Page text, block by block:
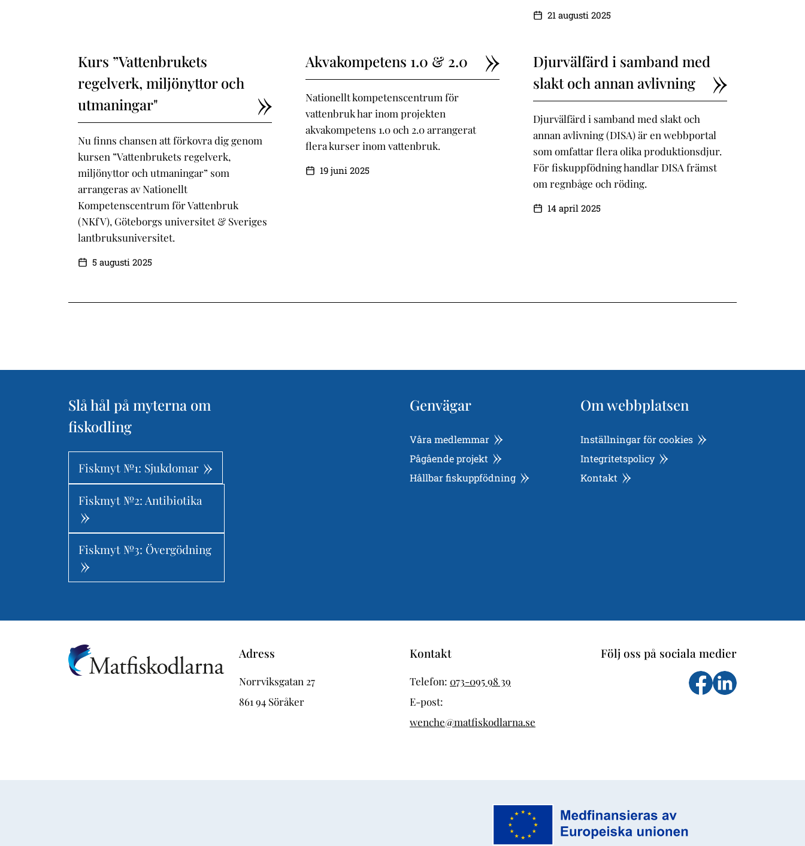
21 augusti 2025
Kurs ”Vattenbrukets
regelverk, miljönyttor och
utmaningar"
Nu finns chansen att förkovra dig genom
kursen ”Vattenbrukets regelverk,
miljönyttor och utmaningar” som
arrangeras av Nationellt
Kompetenscentrum för Vattenbruk
(NKfV), Göteborgs universitet & Sveriges
lantbruksuniversitet.
5 augusti 2025
Akvakompetens 1.0 & 2.0
Nationellt kompetenscentrum för
vattenbruk har inom projekten
akvakompetens 1.0 och 2.0 arrangerat
flera kurser inom vattenbruk.
19 juni 2025
Djurvälfärd i samband med
slakt och annan avlivning
Djurvälfärd i samband med slakt och
annan avlivning (DISA) är en webbportal
som omfattar flera olika produktionsdjur.
För fiskuppfödning handlar DISA främst
om regnbåge och röding.
14 april 2025
Slå hål på myterna om
fiskodling
Fiskmyt №1: Sjukdomar
Fiskmyt №2: Antibiotika
Fiskmyt №3: Övergödning
Genvägar
Våra medlemmar
Pågående projekt
Hållbar fiskuppfödning
Om webbplatsen
Inställningar för cookies
Integritetspolicy
Kontakt
Adress
Norrviksgatan 27
861 94 Söråker
Kontakt
Telefon: 073-095 98 39
E-post:
wenche@matfiskodlarna.se
Följ oss på sociala medier
Följ oss på facebook
Följs oss på